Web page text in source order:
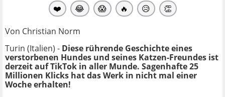
❤️ 😂 😱 🔥 😥 👏
Von Christian Norm
Turin (Italien) - Diese rührende Geschichte eines
verstorbenen Hundes und seines Katzen-Freundes ist
derzeit auf TikTok in aller Munde. Sagenhafte 25
Millionen Klicks hat das Werk in nicht mal einer
Woche erhalten!